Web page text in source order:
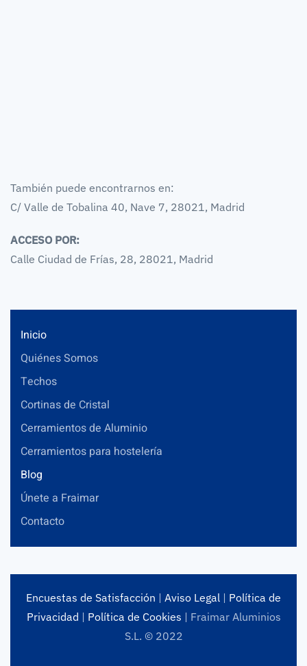
También puede encontrarnos en:
C/ Valle de Tobalina 40, Nave 7, 28021, Madrid
ACCESO POR:
Calle Ciudad de Frías, 28, 28021, Madrid
Inicio
Quiénes Somos
Techos
Cortinas de Cristal
Cerramientos de Aluminio
Cerramientos para hostelería
Blog
Únete a Fraimar
Contacto
Encuestas de Satisfacción | Aviso Legal | Política de
Privacidad | Política de Cookies | Fraimar Aluminios
S.L. © 2022